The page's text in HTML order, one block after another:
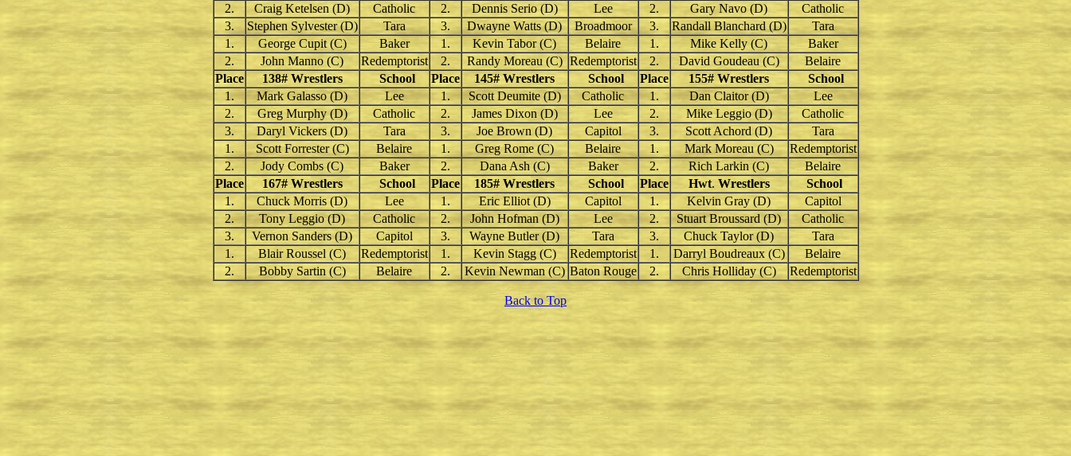
2.
Craig Ketelsen (D) Catholic 2. Dennis Serio (D) Lee 2. Gary Navo (D)
Catholic
3.
Stephen Sylvester (D) Tara 3. Dwayne Watts (D) Broadmoor 3. Randall Blanchard (D)
Tara
1.
George Cupit (C) Baker 1. Kevin Tabor (C) Belaire 1. Mike Kelly (C)
Baker
2.
John Manno (C) Redemptorist 2. Randy Moreau (C) Redemptorist 2. David Goudeau (C)
Belaire
Place
138# Wrestlers School Place 145# Wrestlers School Place 155# Wrestlers
School
1.
Mark Galasso (D) Lee 1. Scott Deumite (D) Catholic 1. Dan Claitor (D)
Lee
2.
Greg Murphy (D) Catholic 2. James Dixon (D) Lee 2. Mike Leggio (D)
Catholic
3.
Daryl Vickers (D) Tara 3. Joe Brown (D) Capitol 3. Scott Achord (D)
Tara
1.
Scott Forrester (C) Belaire 1. Greg Rome (C) Belaire 1. Mark Moreau (C)
Redemptorist
2.
Jody Combs (C) Baker 2. Dana Ash (C) Baker 2. Rich Larkin (C)
Belaire
Place
167# Wrestlers School Place 185# Wrestlers School Place Hwt. Wrestlers
School
1.
Chuck Morris (D) Lee 1. Eric Elliot (D) Capitol 1. Kelvin Gray (D)
Capitol
2.
Tony Leggio (D) Catholic 2. John Hofman (D) Lee 2. Stuart Broussard (D)
Catholic
3.
Vernon Sanders (D) Capitol 3. Wayne Butler (D) Tara 3. Chuck Taylor (D)
Tara
1.
Blair Roussel (C) Redemptorist 1. Kevin Stagg (C) Redemptorist 1. Darryl Boudreaux (C)
Belaire
2.
Bobby Sartin (C) Belaire 2. Kevin Newman (C) Baton Rouge 2. Chris Holliday (C) Redemptorist
Back to Top